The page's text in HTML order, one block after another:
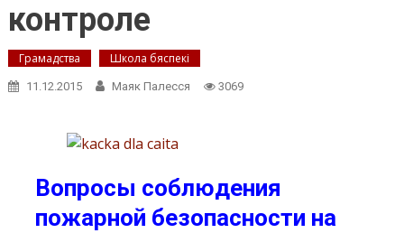
контроле
Грамадства Школа бяспекі
11.12.2015 Маяк Палесся 3069
Вопросы соблюдения
пожарной безопасности на